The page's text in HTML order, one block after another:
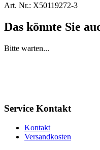
Art. Nr.: X50119272-3
Das könnte Sie
Bitte warten...
Service Kontakt
Kontakt
Versandkosten